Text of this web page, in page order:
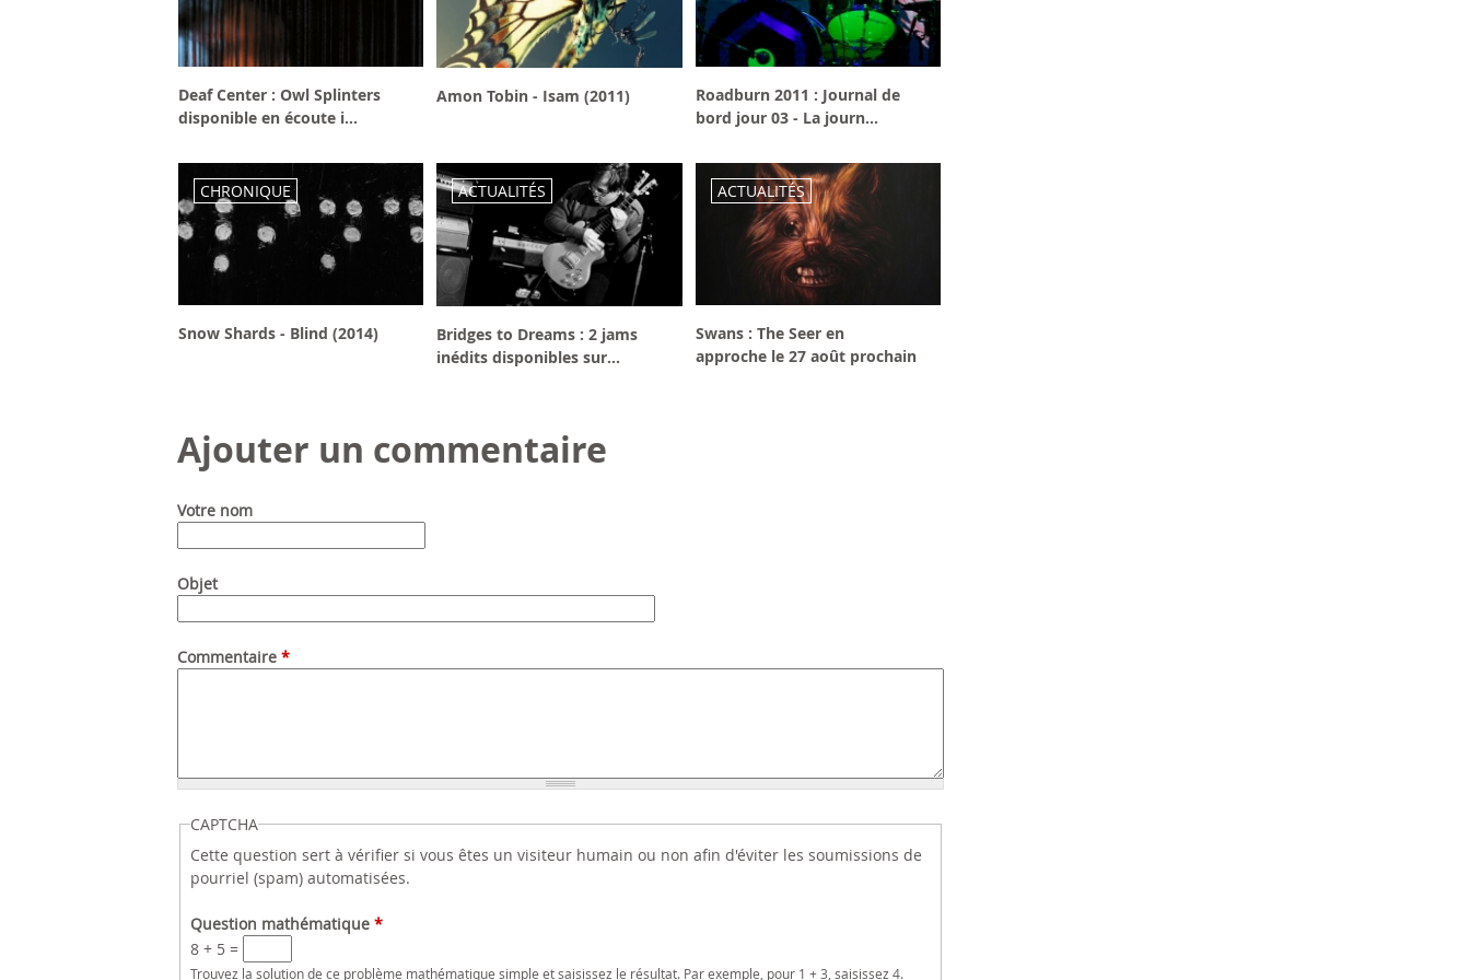
Deaf Center : Owl Splinters
disponible en écoute i...
Amon Tobin - Isam (2011)
Roadburn 2011 : Journal de
bord jour 03 - La journ...
CHRONIQUE
Snow Shards - Blind (2014)
ACTUALITÉS
Bridges to Dreams : 2 jams
inédits disponibles sur...
ACTUALITÉS
Swans : The Seer en
approche le 27 août prochain
Ajouter un commentaire
Votre nom
Objet
Commentaire *
CAPTCHA
Cette question sert à vérifier si vous êtes un visiteur humain ou non afin d'éviter les soumissions de
pourriel (spam) automatisées.
Question mathématique *
8 + 5 =
Trouvez la solution de ce problème mathématique simple et saisissez le résultat. Par exemple, pour 1 + 3, saisissez 4.